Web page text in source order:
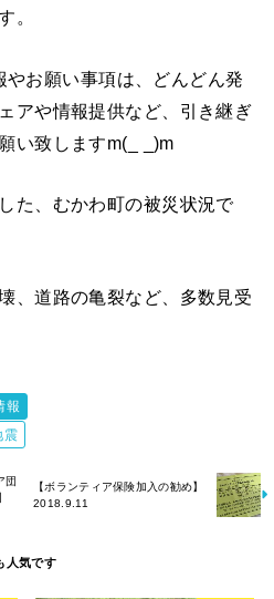
。
お願い事項は、どんどん発
アや情報提供など、引き継ぎ
い致しますm(_ _)m
た、むかわ町の被災状況で
、道路の亀裂など、多数見受
報
震
団
【ボランティア保険加入の勧め】
2018.9.11